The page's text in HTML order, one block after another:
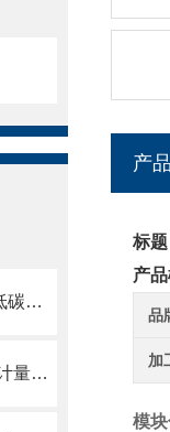
浅谈多场景有序充电对公交绿色低碳转型带来的影响
浅谈5G网络下电力物联网技术在计量装置监控中的应用选型
产
标
产
品
加
模